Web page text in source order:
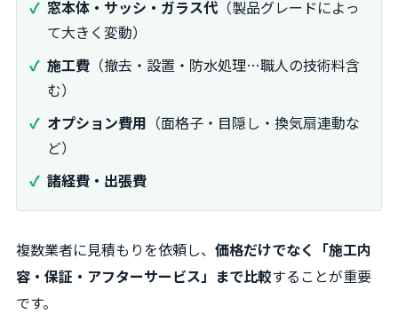
窓本体・サッシ・ガラス代 （製品グレードによっ
て大きく変動）
施工費 （撤去・設置・防水処理…職人の技術料含
む）
オプション費用 （面格子・目隠し・換気扇連動な
ど）
諸経費・出張費
複数業者に見積もりを依頼し、 価格だけでなく「施工内
容・保証・アフターサービス」まで比較することが重要
です。